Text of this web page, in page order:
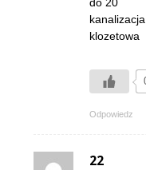
klozetowa
Odpowiedz
22